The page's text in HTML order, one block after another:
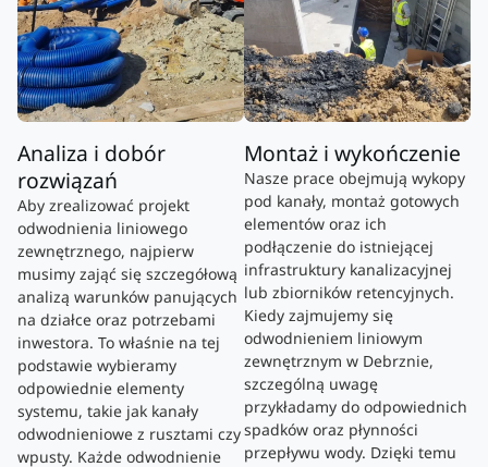
Analiza i dobór
rozwiązań
Aby zrealizować projekt
odwodnienia liniowego
zewnętrznego, najpierw
musimy zająć się szczegółową
analizą warunków panujących
na działce oraz potrzebami
inwestora. To właśnie na tej
podstawie wybieramy
odpowiednie elementy
systemu, takie jak kanały
odwodnieniowe z rusztami czy
wpusty. Każde odwodnienie
Montaż i wykończenie
Nasze prace obejmują wykopy
pod kanały, montaż gotowych
elementów oraz ich
podłączenie do istniejącej
infrastruktury kanalizacyjnej
lub zbiorników retencyjnych.
Kiedy zajmujemy się
odwodnieniem liniowym
zewnętrznym w Debrznie,
szczególną uwagę
przykładamy do odpowiednich
spadków oraz płynności
przepływu wody. Dzięki temu